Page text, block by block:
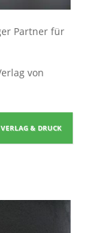
Partner für
von
& DRUCK